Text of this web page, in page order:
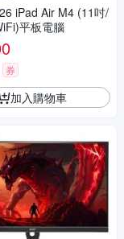
Air M4 (11吋/
平板電腦
券
加入購物車